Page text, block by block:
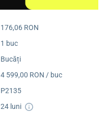
176,06 RON
1 buc
Bucăți
4 599,00 RON / buc
P2135
24 luni